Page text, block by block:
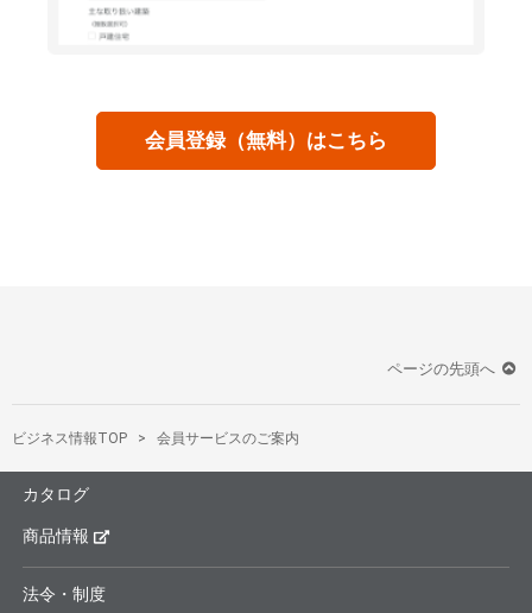
会員登録（無料）はこちら
ページの先頭へ
ビジネス情報TOP 会員サービスのご案内
カタログ
商品情報
法令・制度